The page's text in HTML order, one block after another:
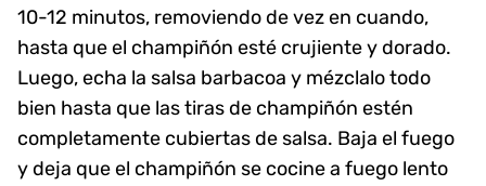
10-12 minutos, removiendo de vez en cuando,
hasta que el champiñón esté crujiente y dorado.
Luego, echa la salsa barbacoa y mézclalo todo
bien hasta que las tiras de champiñón estén
completamente cubiertas de salsa. Baja el fuego
y deja que el champiñón se cocine a fuego lento